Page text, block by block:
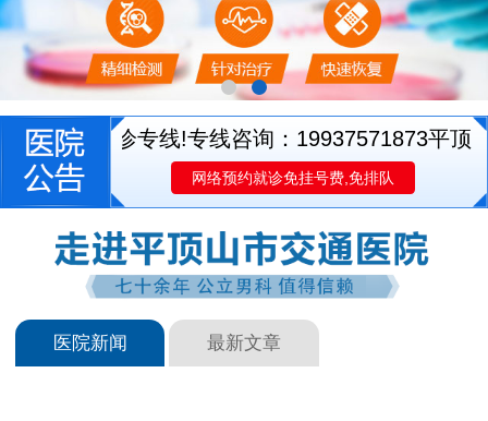
医生就诊专线!专线咨询：19937571873平顶山
网络预约就诊免挂号费,免排队
医院新闻 最新文章